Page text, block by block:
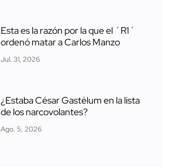
Esta es la razón por la que el ´R1´
ordenó matar a Carlos Manzo
Jul. 31, 2026
¿Estaba César Gastélum en la lista
de los narcovolantes?
Ago. 5, 2026